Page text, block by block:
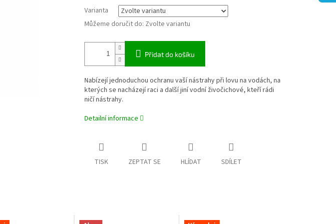
Varianta
Můžeme doručit do: Zvolte variantu
Přidat do košíku
Nabízejí jednoduchou ochranu vaší nástrahy při lovu na vodách, na
kterých se nacházejí raci a další jiní vodní živočichové, kteří rádi
ničí nástrahy.
Detailní informace
TISK ZEPTAT SE HLÍDAT SDÍLET